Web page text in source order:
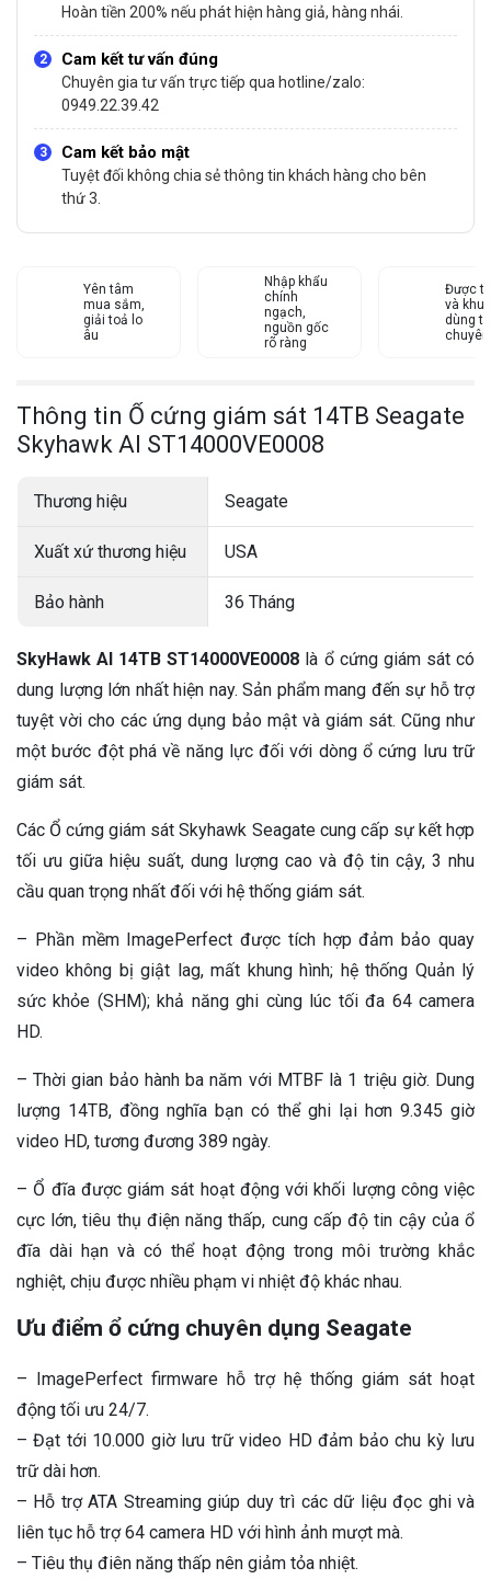
Hoàn tiền 200% nếu phát hiện hàng giả, hàng nhái.
Cam kết tư vấn đúng
Chuyên gia tư vấn trực tiếp qua hotline/zalo:
0949.22.39.42
Cam kết bảo mật
Tuyệt đối không chia sẻ thông tin khách hàng cho bên
thứ 3.
Yên tâm
mua sắm,
giải toả lo
âu
Nhập khẩu
chính
ngạch,
nguồn gốc
rõ ràng
Được
và
dùng từ
Thông tin Ổ cứng giám sát 14TB Seagate
Skyhawk AI ST14000VE0008
Thương hiệu Seagate
Xuất xứ thương hiệu USA
Bảo hành 36 Tháng
SkyHawk AI 14TB ST14000VE0008 là ổ cứng giám sát có
dung lượng lớn nhất hiện nay. Sản phẩm mang đến sự hỗ trợ
tuyệt vời cho các ứng dụng bảo mật và giám sát. Cũng như
một bước đột phá về năng lực đối với dòng ổ cứng lưu trữ
giám sát.
Các Ổ cứng giám sát Skyhawk Seagate cung cấp sự kết hợp
tối ưu giữa hiệu suất, dung lượng cao và độ tin cậy, 3 nhu
cầu quan trọng nhất đối với hệ thống giám sát.
– Phần mềm ImagePerfect được tích hợp đảm bảo quay
video không bị giật lag, mất khung hình; hệ thống Quản lý
sức khỏe (SHM); khả năng ghi cùng lúc tối đa 64 camera
HD.
– Thời gian bảo hành ba năm với MTBF là 1 triệu giờ. Dung
lượng 14TB, đồng nghĩa bạn có thể ghi lại hơn 9.345 giờ
video HD, tương đương 389 ngày.
– Ổ đĩa được giám sát hoạt động với khối lượng công việc
cực lớn, tiêu thụ điện năng thấp, cung cấp độ tin cậy của ổ
đĩa dài hạn và có thể hoạt động trong môi trường khắc
nghiệt, chịu được nhiều phạm vi nhiệt độ khác nhau.
Ưu điểm ổ cứng chuyên dụng Seagate
– ImagePerfect firmware hỗ trợ hệ thống giám sát hoạt
động tối ưu 24/7.
– Đạt tới 10.000 giờ lưu trữ video HD đảm bảo chu kỳ lưu
trữ dài hơn.
– Hỗ trợ ATA Streaming giúp duy trì các dữ liệu đọc ghi và
liên tục hỗ trợ 64 camera HD với hình ảnh mượt mà.
– Tiêu thụ điên năng thấp nên giảm tỏa nhiệt.